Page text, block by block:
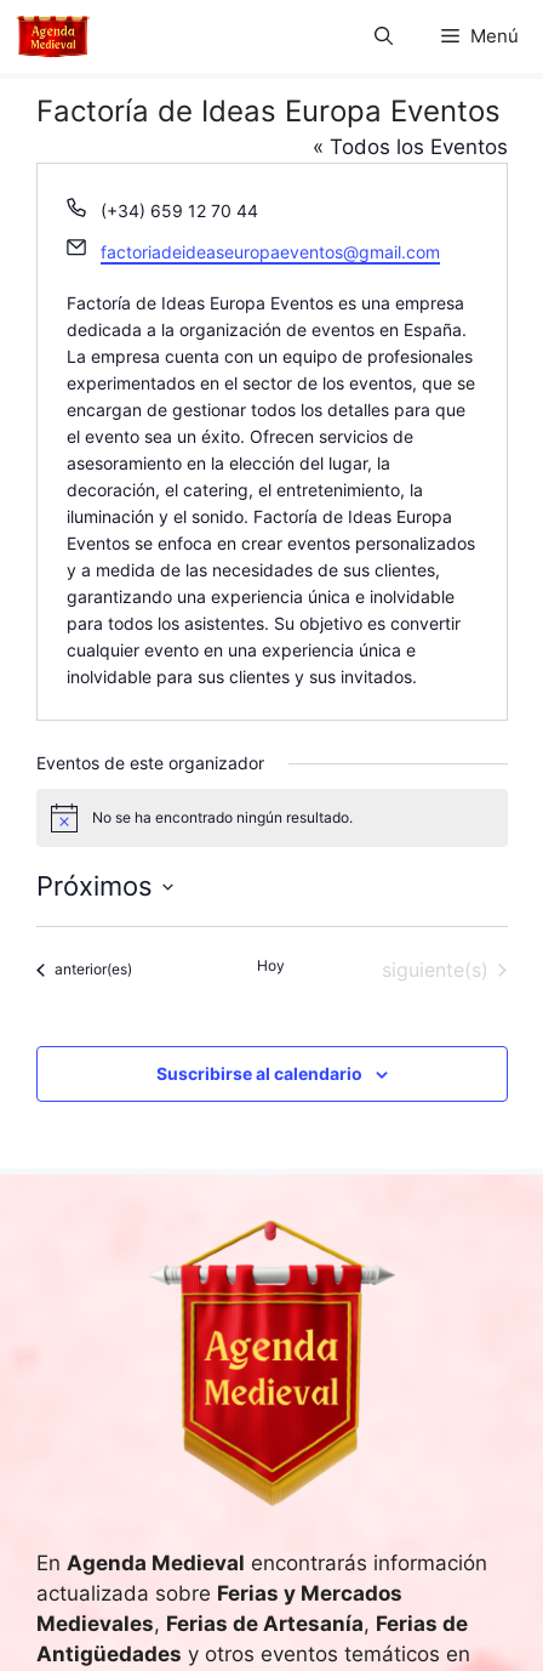
Saltar
Menú
Factoría de Ideas Europa Eventos
« Todos los Eventos
T
l
f
o
n
o
(+34) 659 12 70 44
E
a
i
l
factoriadeideaseuropaeventos@gmail.com
Factoría de Ideas Europa Eventos es una empresa
dedicada a la organización de eventos en España.
La empresa cuenta con un equipo de profesionales
experimentados en el sector de los eventos, que se
encargan de gestionar todos los detalles para que
el evento sea un éxito. Ofrecen servicios de
asesoramiento en la elección del lugar, la
decoración, el catering, el entretenimiento, la
iluminación y el sonido. Factoría de Ideas Europa
Eventos se enfoca en crear eventos personalizados
y a medida de las necesidades de sus clientes,
garantizando una experiencia única e inolvidable
para todos los asistentes. Su objetivo es convertir
cualquier evento en una experiencia única e
inolvidable para sus clientes y sus invitados.
Eventos de este organizador
s
No se ha encontrado ningún resultado.
Próximos
S
l
c
i
Eventos
anterior(es) Hoy Eventos
siguiente(s)
Suscribirse al calendario
En Agenda Medieval encontrarás información
actualizada sobre Ferias y Mercados
Medievales, Ferias de Artesanía, Ferias de
Antigüedades y otros eventos temáticos en